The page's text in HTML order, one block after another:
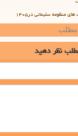
مطلب
نظر دهید